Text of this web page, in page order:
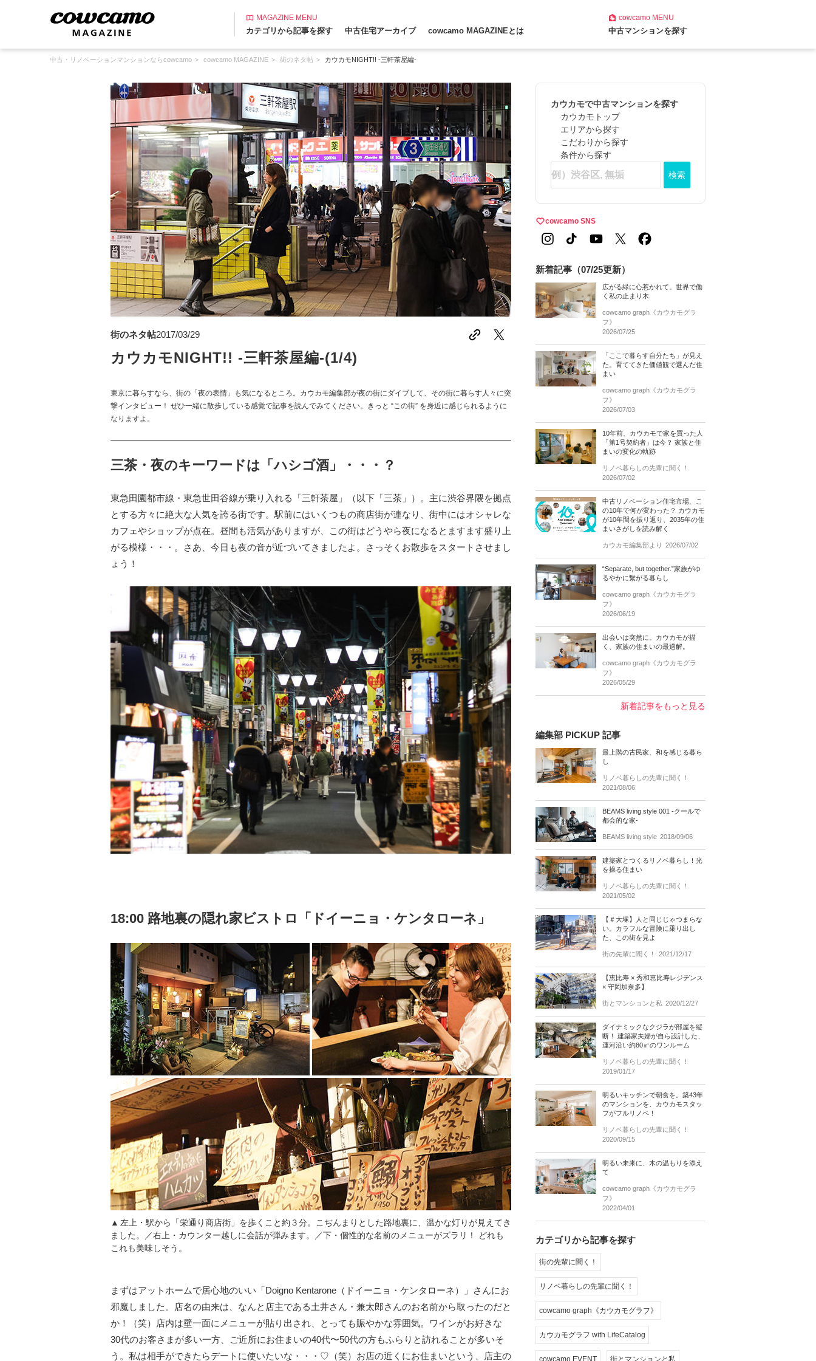
MAGAZINE MENU
カテゴリから記事を探す 中古住宅アーカイブ cowcamo MAGAZINEとは
cowcamoMENU
中古マンションを探す
中古・リノベーションマンションならcowcamo cowcamo MAGAZINE 街のネタ帖 カウカモNIGHT!! -三軒茶屋編-
街のネタ帖2017/03/29
カウカモNIGHT!! -三軒茶屋編-(1/4)
東京に暮らすなら、街の「夜の表情」も気になるところ。カウカモ編集部が夜の街にダイブして、その街に暮らす人々に突
撃インタビュー！ ぜひ一緒に散歩している感覚で記事を読んでみてください。きっと “この街” を身近に感じられるように
なりますよ。
三茶・夜のキーワードは「ハシゴ酒」・・・？
東急田園都市線・東急世田谷線が乗り入れる「三軒茶屋」（以下「三茶」）。主に渋谷界隈を拠点
とする方々に絶大な人気を誇る街です。駅前にはいくつもの商店街が連なり、街中にはオシャレな
カフェやショップが点在。昼間も活気がありますが、この街はどうやら夜になるとますます盛り上
がる模様・・・。さあ、今日も夜の音が近づいてきましたよ。さっそくお散歩をスタートさせまし
ょう！
18:00 路地裏の隠れ家ビストロ「ドイーニョ・ケンタローネ」
左上・駅から「栄通り商店街」を歩くこと約３分。こぢんまりとした路地裏に、温かな灯りが見えてき
ました。／右上・カウンター越しに会話が弾みます。／下・個性的な名前のメニューがズラリ！ どれも
これも美味しそう。
まずはアットホームで居心地のいい「Doigno Kentarone（ドイーニョ・ケンタローネ）」さんにお
邪魔しました。店名の由来は、なんと店主である土井さん・兼太郎さんのお名前から取ったのだと
か！（笑）店内は壁一面にメニューが貼り出され、とっても賑やかな雰囲気。ワインがお好きな
30代のお客さまが多い一方、ご近所にお住まいの40代〜50代の方もふらりと訪れることが多いそ
う。私は相手ができたらデートに使いたいな・・・♡（笑）お店の近くにお住まいという、店主の
カウカモで中古マンションを探す
カウカモトップ
エリアから探す
こだわりから探す
条件から探す
検索
cowcamo SNS
新着記事（07/25更新）
広がる緑に心惹かれて。世界で働
く私の止まり木
cowcamo graph《カウカモグラ
フ》
2026/07/25
「ここで暮らす自分たち」が見え
た。育ててきた価値観で選んだ住
まい
cowcamo graph《カウカモグラ
フ》
2026/07/03
10年前、カウカモで家を買った人
「第1号契約者」は今？ 家族と住
まいの変化の軌跡
リノベ暮らしの先輩に聞く！
2026/07/02
中古リノベーション住宅市場、こ
の10年で何が変わった？ カウカモ
が10年間を振り返り、2035年の住
まいさがしを読み解く
カウカモ編集部より 2026/07/02
“Separate, but together.”家族がゆ
るやかに繋がる暮らし
cowcamo graph《カウカモグラ
フ》
2026/06/19
出会いは突然に。カウカモが描
く、家族の住まいの最適解。
cowcamo graph《カウカモグラ
フ》
2026/05/29
新着記事をもっと見る
編集部 PICKUP 記事
最上階の古民家、和を感じる暮ら
し
リノベ暮らしの先輩に聞く！
2021/08/06
BEAMS living style 001 -クールで
都会的な家-
BEAMS living style 2018/09/06
建築家とつくるリノベ暮らし！光
を操る住まい
リノベ暮らしの先輩に聞く！
2021/05/02
【＃大塚】人と同じじゃつまらな
い。カラフルな冒険に乗り出し
た、この街を見よ
街の先輩に聞く！ 2021/12/17
【恵比寿 × 秀和恵比寿レジデンス
× 守岡加奈多】
街とマンションと私 2020/12/27
ダイナミックなクジラが部屋を縦
断！ 建築家夫婦が自ら設計した、
運河沿い約80㎡のワンルーム
リノベ暮らしの先輩に聞く！
2019/01/17
明るいキッチンで朝食を。築43年
のマンションを、カウカモスタッ
フがフルリノベ！
リノベ暮らしの先輩に聞く！
2020/09/15
明るい未来に、木の温もりを添え
て
cowcamo graph《カウカモグラ
フ》
2022/04/01
カテゴリから記事を探す
街の先輩に聞く！
リノベ暮らしの先輩に聞く！
cowcamo graph《カウカモグラフ》
カウカモグラフ with LifeCatalog
cowcamo EVENT 街とマンションと私